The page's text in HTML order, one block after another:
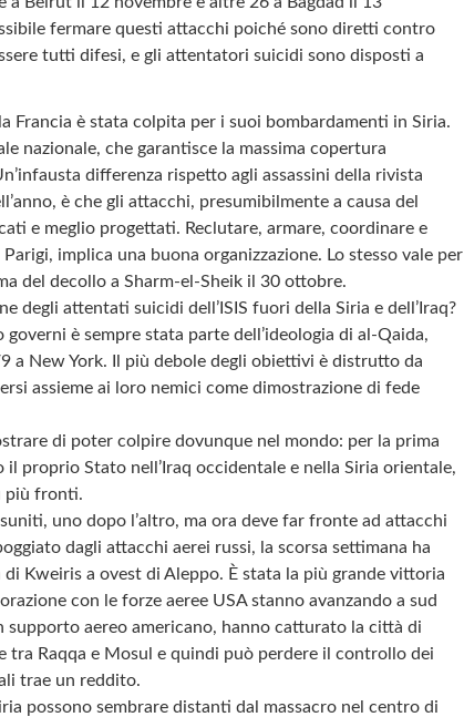
fermare questi attacchi poiché sono diretti contro
tutti difesi, e gli attentatori suicidi sono disposti a
Francia è stata colpita per i suoi bombardamenti in Siria.
nazionale, che garantisce la massima copertura
differenza rispetto agli assassini della rivista
è che gli attacchi, presumibilmente a causa del
e meglio progettati. Reclutare, armare, coordinare e
implica una buona organizzazione. Lo stesso vale per
del decollo a Sharm-el-Sheik il 30 ottobre.
degli attentati suicidi dell’ISIS fuori della Siria e dell’Iraq?
è sempre stata parte dell’ideologia di al-Qaida,
a New York. Il più debole degli obiettivi è distrutto da
assieme ai loro nemici come dimostrazione di fede
di poter colpire dovunque nel mondo: per la prima
proprio Stato nell’Iraq occidentale e nella Siria orientale,
più fronti.
uno dopo l’altro, ma ora deve far fronte ad attacchi
dagli attacchi aerei russi, la scorsa settimana ha
di Kweiris a ovest di Aleppo. È stata la più grande vittoria
con le forze aeree USA stanno avanzando a sud
aereo americano, hanno catturato la città di
tra Raqqa e Mosul e quindi può perdere il controllo dei
trae un reddito.
possono sembrare distanti dal massacro nel centro di